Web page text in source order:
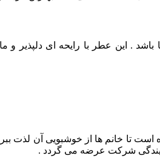
این عطر با رایحه‌ ای دلپذیر و
تا خانم ها از خوشبویی آن لذت
شرکت عرضه می گردد .